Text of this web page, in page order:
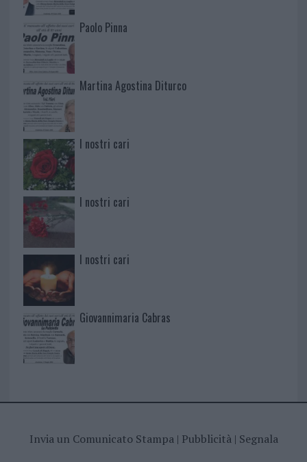
Paolo Pinna
Martina Agostina Diturco
I nostri cari
I nostri cari
I nostri cari
Giovannimaria Cabras
Invia un Comunicato Stampa| Pubblicità| Segnala